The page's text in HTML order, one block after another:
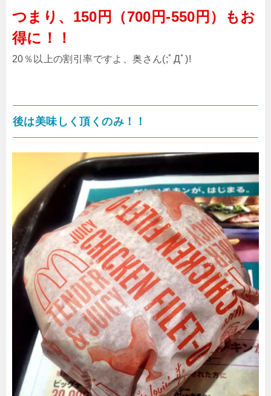
つまり、150円（700円-550円）もお
得に！！
20％以上の割引率ですよ、奥さん(;ﾟДﾟ)!
後は美味しく頂くのみ！！